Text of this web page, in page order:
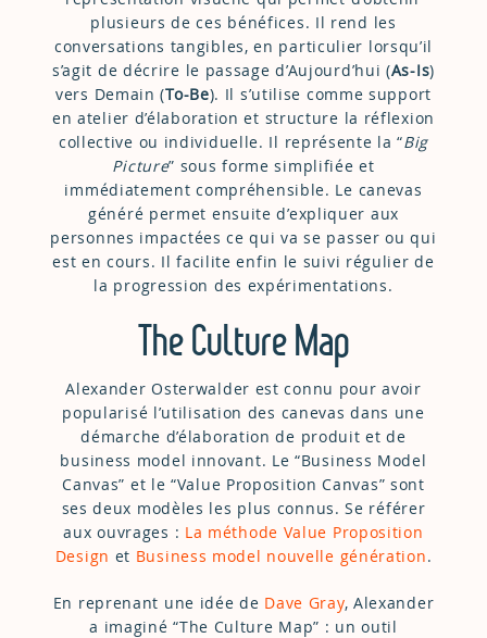
plusieurs de ces bénéfices. Il rend les
conversations tangibles, en particulier lorsqu’il
s’agit de décrire le passage d’Aujourd’hui (As-Is)
vers Demain (To-Be). Il s’utilise comme support
en atelier d’élaboration et structure la réflexion
collective ou individuelle. Il représente la “Big
Picture” sous forme simplifiée et
immédiatement compréhensible. Le canevas
généré permet ensuite d’expliquer aux
personnes impactées ce qui va se passer ou qui
est en cours. Il facilite enfin le suivi régulier de
la progression des expérimentations.
The Culture Map
Alexander Osterwalder est connu pour avoir
popularisé l’utilisation des canevas dans une
démarche d’élaboration de produit et de
business model innovant. Le “Business Model
Canvas” et le “Value Proposition Canvas” sont
ses deux modèles les plus connus. Se référer
aux ouvrages : La méthode Value Proposition
Design et Business model nouvelle génération.
En reprenant une idée de Dave Gray, Alexander
a imaginé “The Culture Map” : un outil